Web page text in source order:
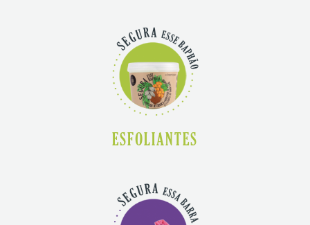
ESFOLIANTES